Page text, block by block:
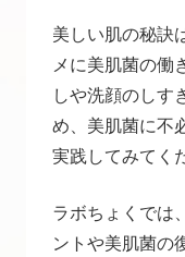
美しい肌の秘訣
メに美肌菌の働
しや洗顔のしす
め、美肌菌に不
実践してみてく
ラボちょくでは
ントや美肌菌の